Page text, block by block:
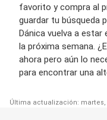
favorito y compra al
guardar tu búsqueda
Dánica vuelva a
la próxima semana.
ahora pero aún lo
para encontrar una
Última actualización: martes,